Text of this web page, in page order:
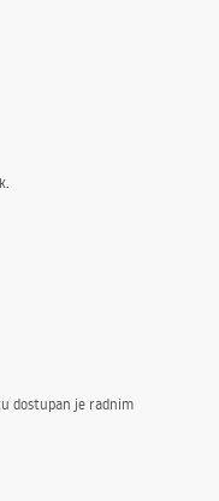
dostupan je radnim